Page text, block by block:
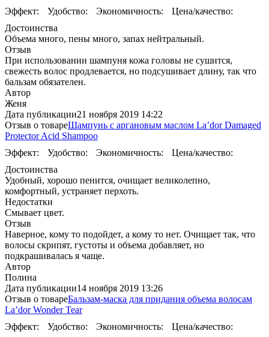
Эффект:
Удобство: Экономичность:
Цена/качество:
Достоинства
Объема много, пены много, запах нейтральный.
Отзыв
При использовании шампуня кожа головы не сушится,
свежесть волос продлевается, но подсушивает длину, так что
бальзам обязателен.
Автор
Женя
Дата публикации21 ноября 2019 14:22
Отзыв о товареШампунь с аргановым маслом La’dor Damaged
Protector Acid Shampoo
Эффект:
Удобство: Экономичность:
Цена/качество:
Достоинства
Удобный, хорошо пенится, очищает великолепно,
комфортный, устраняет перхоть.
Недостатки
Смывает цвет.
Отзыв
Наверное, кому то подойдет, а кому то нет. Очищает так, что
волосы скрипят, густоты и объема добавляет, но
подкрашивалась я чаще.
Автор
Полина
Дата публикации14 ноября 2019 13:26
Отзыв о товареБальзам-маска для придания объема волосам
La’dor Wonder Tear
Эффект:
Удобство: Экономичность:
Цена/качество: